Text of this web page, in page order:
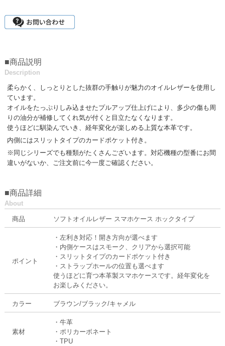
■商品説明
Description
柔らかく、しっとりとした抜群の手触りが魅力のオイルレザーを使用し
ています。
オイルをたっぷりしみ込ませたプルアップ仕上げにより、多少の傷も周
りの油分が補修してくれ気が付くと目立たなくなります。
使うほどに馴染んでいき、経年変化が楽しめる上質な本革です。
内側にはスリットタイプのカードポケット付き。
※同じシリーズでも種類がたくさんございます。対応機種の型番にお間
違いがないか、ご注文前に今一度ご確認ください。
■商品詳細
About
商品 ソフトオイルレザー スマホケース ホックタイプ
ポイント
・左利き対応！開き方向が選べます
・内側ケースはスモーク、クリアから選択可能
・スリットタイプのカードポケット付き
・ストラップホールの位置も選べます
使うほどに育つ本革製スマホケースです。経年変化を
お楽しみください。
カラー ブラウン/ブラック/キャメル
素材
・牛革
・ポリカーボネート
・TPU